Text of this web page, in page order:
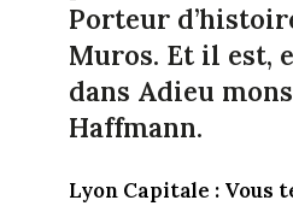
Porteur
Muros. Et il est,
dans Adieu
Haffmann.
Lyon Capitale : Vous